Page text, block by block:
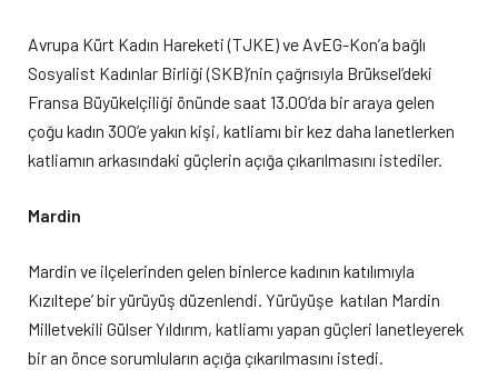
Avrupa Kürt Kadın Hareketi (TJKE) ve AvEG-Kon’a bağlı
Sosyalist Kadınlar Birliği (SKB)’nin çağrısıyla Brüksel’deki
Fransa Büyükelçiliği önünde saat 13.00’da bir araya gelen
çoğu kadın 300’e yakın kişi, katliamı bir kez daha lanetlerken
katliamın arkasındaki güçlerin açığa çıkarılmasını istediler.
Mardin
Mardin ve ilçelerinden gelen binlerce kadının katılımıyla
Kızıltepe’ bir yürüyüş düzenlendi. Yürüyüşe katılan Mardin
Milletvekili Gülser Yıldırım, katliamı yapan güçleri lanetleyerek
bir an önce sorumluların açığa çıkarılmasını istedi.